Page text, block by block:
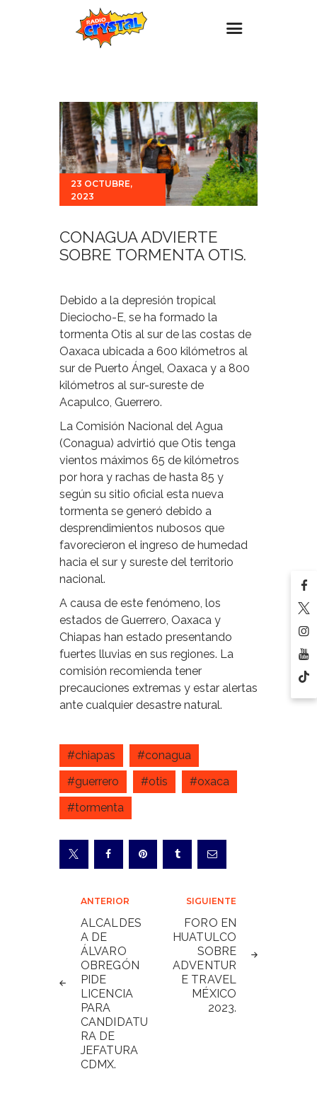
Estaciones
Eventos
Promociones
Noticias
Para ti
Contacto
23 OCTUBRE,
2023
CONAGUA ADVIERTE
SOBRE TORMENTA OTIS.
Debido a la depresión tropical
Dieciocho-E, se ha formado la
tormenta Otis al sur de las costas de
Oaxaca ubicada a 600 kilómetros al
sur de Puerto Ángel, Oaxaca y a 800
kilómetros al sur-sureste de
Acapulco, Guerrero.
La Comisión Nacional del Agua
(Conagua) advirtió que Otis tenga
vientos máximos 65 de kilómetros
por hora y rachas de hasta 85 y
según su sitio oficial esta nueva
tormenta se generó debido a
desprendimientos nubosos que
favorecieron el ingreso de humedad
hacia el sur y sureste del territorio
nacional.
A causa de este fenómeno, los
estados de Guerrero, Oaxaca y
Chiapas han estado presentando
fuertes lluvias en sus regiones. La
comisión recomienda tener
precauciones extremas y estar alertas
ante cualquier desastre natural.
#chiapas
#conagua
#guerrero
#otis
#oxaca
#tormenta
Navegación
de
entradas
ANTERIOR
ALCALDES
A DE
ÁLVARO
OBREGÓN
PIDE
LICENCIA
PARA
CANDIDATU
RA DE
JEFATURA
CDMX.
SIGUIENTE
FORO EN
HUATULCO
SOBRE
ADVENTUR
E TRAVEL
MÉXICO
2023.